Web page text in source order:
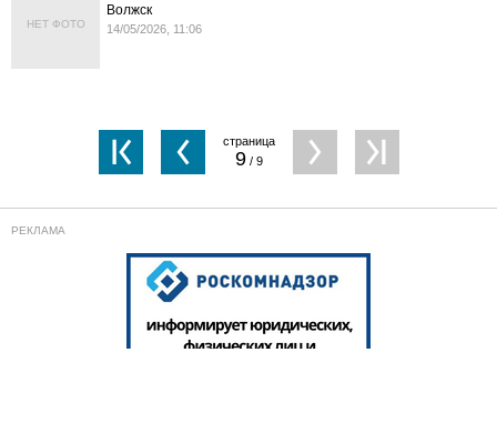
НЕТ ФОТО
Волжск
14/05/2026, 11:06
9/ 9